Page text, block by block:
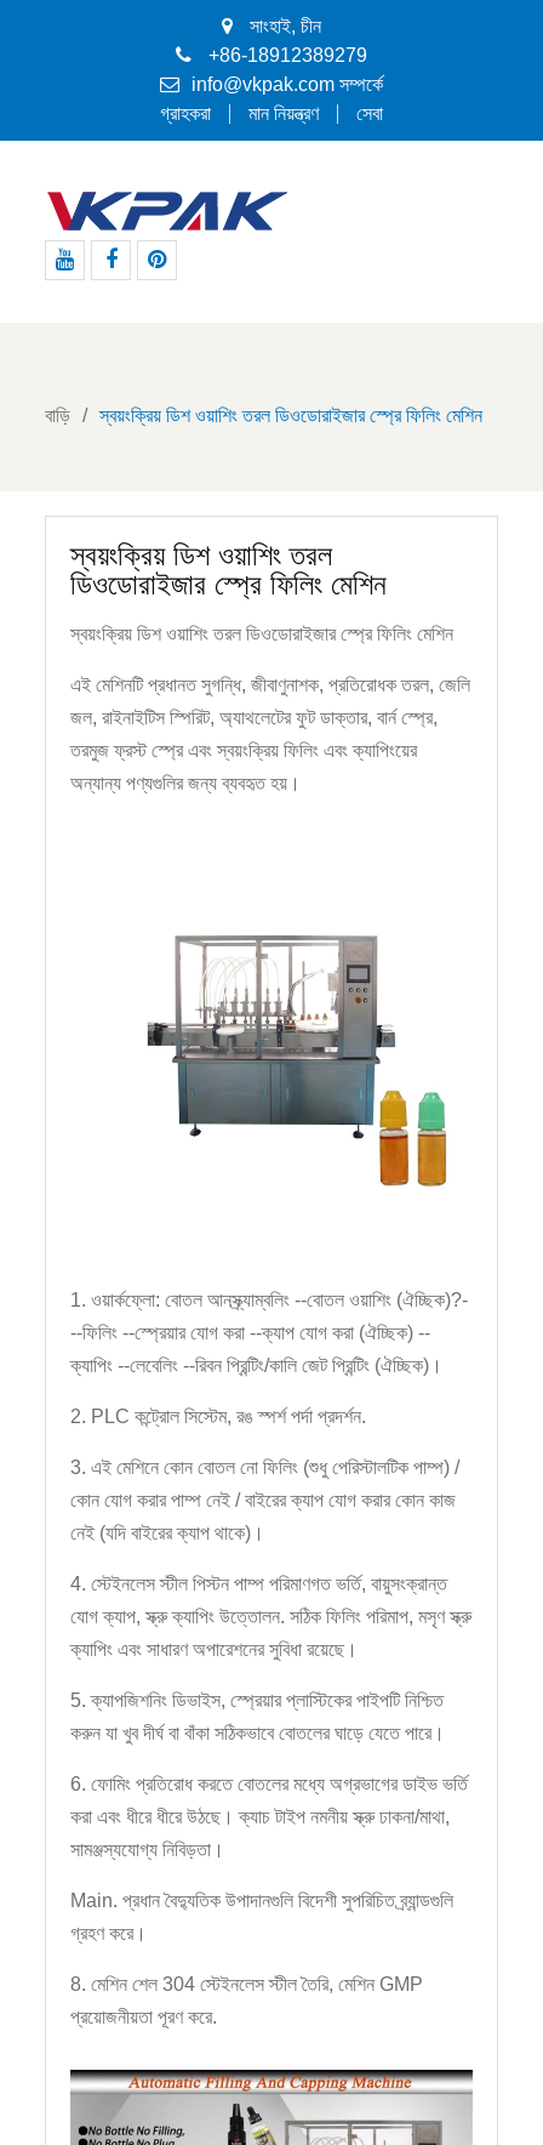
সাংহাই, চীন
+86-18912389279
info@vkpak.com সম্পর্কে
গ্রাহকরা
মান নিয়ন্ত্রণ সেবা
বাড়ি স্বয়ংক্রিয় ডিশ ওয়াশিং তরল ডিওডোরাইজার স্প্রে ফিলিং মেশিন
স্বয়ংক্রিয় ডিশ ওয়াশিং তরল
ডিওডোরাইজার স্প্রে ফিলিং মেশিন
স্বয়ংক্রিয় ডিশ ওয়াশিং তরল ডিওডোরাইজার স্প্রে ফিলিং মেশিন
এই মেশিনটি প্রধানত সুগন্ধি, জীবাণুনাশক, প্রতিরোধক তরল, জেলি
জল, রাইনাইটিস স্পিরিট, অ্যাথলেটের ফুট ডাক্তার, বার্ন স্প্রে,
তরমুজ ফ্রস্ট স্প্রে এবং স্বয়ংক্রিয় ফিলিং এবং ক্যাপিংয়ের
অন্যান্য পণ্যগুলির জন্য ব্যবহৃত হয়।
1. ওয়ার্কফ্লো: বোতল আনস্ক্র্যাম্বলিং --বোতল ওয়াশিং (ঐচ্ছিক)?-
--ফিলিং --স্প্রেয়ার যোগ করা --ক্যাপ যোগ করা (ঐচ্ছিক) --
ক্যাপিং --লেবেলিং --রিবন প্রিন্টিং/কালি জেট প্রিন্টিং (ঐচ্ছিক)।
2. PLC কন্ট্রোল সিস্টেম, রঙ স্পর্শ পর্দা প্রদর্শন.
3. এই মেশিনে কোন বোতল নো ফিলিং (শুধু পেরিস্টালটিক পাম্প) /
কোন যোগ করার পাম্প নেই / বাইরের ক্যাপ যোগ করার কোন কাজ
নেই (যদি বাইরের ক্যাপ থাকে)।
4. স্টেইনলেস স্টীল পিস্টন পাম্প পরিমাণগত ভর্তি, বায়ুসংক্রান্ত
যোগ ক্যাপ, স্ক্রু ক্যাপিং উত্তোলন. সঠিক ফিলিং পরিমাপ, মসৃণ স্ক্রু
ক্যাপিং এবং সাধারণ অপারেশনের সুবিধা রয়েছে।
5. ক্যাপজিশনিং ডিভাইস, স্প্রেয়ার প্লাস্টিকের পাইপটি নিশ্চিত
করুন যা খুব দীর্ঘ বা বাঁকা সঠিকভাবে বোতলের ঘাড়ে যেতে পারে।
6. ফোমিং প্রতিরোধ করতে বোতলের মধ্যে অগ্রভাগের ডাইভ ভর্তি
করা এবং ধীরে ধীরে উঠছে। ক্যাচ টাইপ নমনীয় স্ক্রু ঢাকনা/মাথা,
সামঞ্জস্যযোগ্য নিবিড়তা।
Main. প্রধান বৈদ্যুতিক উপাদানগুলি বিদেশী সুপরিচিত ব্র্যান্ডগুলি
গ্রহণ করে।
8. মেশিন শেল 304 স্টেইনলেস স্টীল তৈরি, মেশিন GMP
প্রয়োজনীয়তা পূরণ করে.